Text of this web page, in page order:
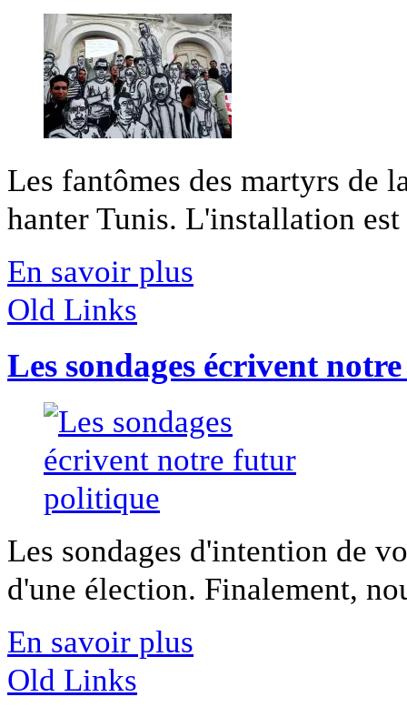
Les fantômes des martyrs de
hanter Tunis. L'installation
En savoir plus
Old Links
Les sondages écrivent
Les sondages d'intention de
d'une élection. Finalement,
En savoir plus
Old Links